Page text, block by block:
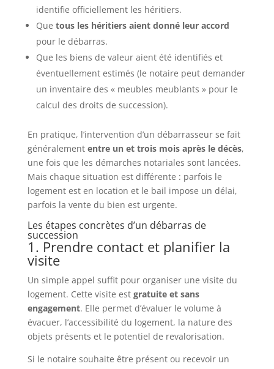
identifie officiellement les héritiers.
Que tous les héritiers aient donné leur accord
pour le débarras.
Que les biens de valeur aient été identifiés et
éventuellement estimés (le notaire peut demander
un inventaire des « meubles meublants » pour le
calcul des droits de succession).
En pratique, l’intervention d’un débarrasseur se fait
généralement entre un et trois mois après le décès,
une fois que les démarches notariales sont lancées.
Mais chaque situation est différente : parfois le
logement est en location et le bail impose un délai,
parfois la vente du bien est urgente.
Les étapes concrètes d’un débarras de
succession
1. Prendre contact et planifier la
visite
Un simple appel suffit pour organiser une visite du
logement. Cette visite est gratuite et sans
engagement. Elle permet d’évaluer le volume à
évacuer, l’accessibilité du logement, la nature des
objets présents et le potentiel de revalorisation.
Si le notaire souhaite être présent ou recevoir un